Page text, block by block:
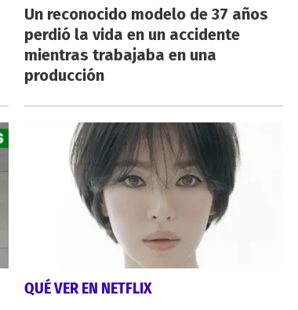
Un reconocido modelo de 37 años
perdió la vida en un accidente
mientras trabajaba en una
producción
QUÉ VER EN NETFLIX